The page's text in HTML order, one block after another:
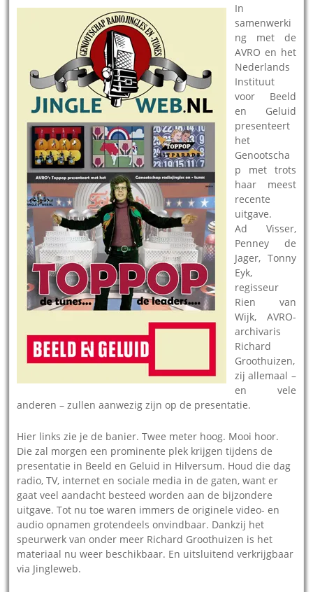
In
samenwerki
ng met de
AVRO en het
Nederlands
Instituut
voor Beeld
en Geluid
presenteert
het
Genootscha
p met trots
haar meest
recente
uitgave.
Ad Visser,
Penney de
Jager, Tonny
Eyk,
regisseur
Rien van
Wijk, AVRO-
archivaris
Richard
Groothuizen,
zij allemaal –
en vele
anderen – zullen aanwezig zijn op de presentatie.
Hier links zie je de banier. Twee meter hoog. Mooi hoor.
Die zal morgen een prominente plek krijgen tijdens de
presentatie in Beeld en Geluid in Hilversum. Houd die dag
radio, TV, internet en sociale media in de gaten, want er
gaat veel aandacht besteed worden aan de bijzondere
uitgave. Tot nu toe waren immers de originele video- en
audio opnamen grotendeels onvindbaar. Dankzij het
speurwerk van onder meer Richard Groothuizen is het
materiaal nu weer beschikbaar. En uitsluitend verkrijgbaar
via Jingleweb.